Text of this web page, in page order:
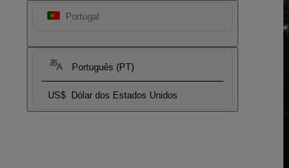
Portugal
Português (PT)
US$ Dólar dos Estados Unidos